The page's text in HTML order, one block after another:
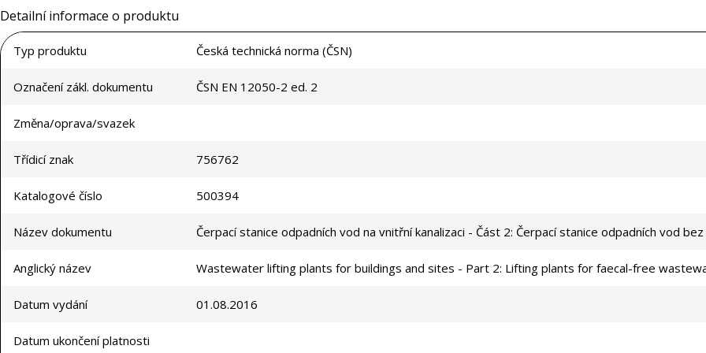
Detailní informace o produktu
Typ produktu Česká technická norma (ČSN)
Označení zákl. dokumentu ČSN EN 12050-2 ed. 2
Změna/oprava/svazek
Třídicí znak 756762
Katalogové číslo 500394
Název dokumentu Čerpací stanice odpadních vod na vnitřní kanalizaci - Část 2: Čerpací stanice odpadních vod
Anglický název Wastewater lifting plants for buildings and sites - Part 2: Lifting plants for faecal-free
Datum vydání 01.08.2016
Datum ukončení platnosti